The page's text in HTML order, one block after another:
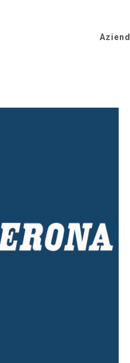
Le tue preferenze